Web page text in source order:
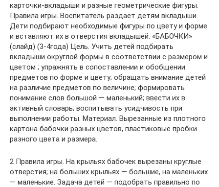
карточки-вкладыши и разные геометрические фигуры.
Правила игры. Воспитатель раздает детям вкладыши.
Дети подбирают необходимые фигуры по цвету и форме
и вставляют их в отверстия вкладышей. «БАБОЧКИ»
(слайд) (3-4года) Цель. Учить детей подбирать
вкладыши округлой формы в соответствии с размером и
цветом ; упражнять в сопоставлении и обобщении
предметов по форме и цвету; обращать внимание детей
на различие предметов по величине; формировать
понимание слов большой — маленький; ввести их в
активный словарь; воспитывать усидчивость при
выполнении работы. Материал. Вырезанные из плотного
картона бабочки разных цветов, пластиковые пробки
разного цвета и размера.
2 Правила игры. На крыльях бабочек вырезаны круглые
отверстия; на больших крыльях — большие, на маленьких
— маленькие. Задача детей — подобрать правильно по